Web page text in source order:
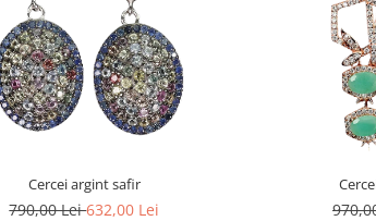
Cercei argint safir
790,00 Lei632,00 Lei